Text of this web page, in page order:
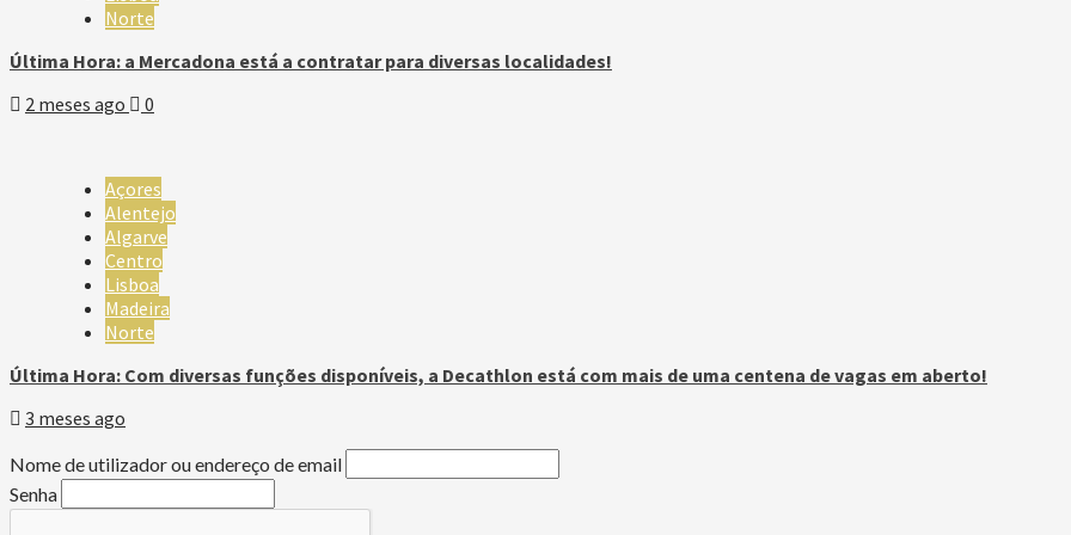
Norte
Última Hora: a Mercadona está a contratar para diversas localidades!
2 meses ago
0
Açores
Alentejo
Algarve
Centro
Lisboa
Madeira
Norte
Última Hora: Com diversas funções disponíveis, a Decathlon está com mais de uma centena de vagas em aberto!
3 meses ago
Nome de utilizador ou endereço de email
Senha